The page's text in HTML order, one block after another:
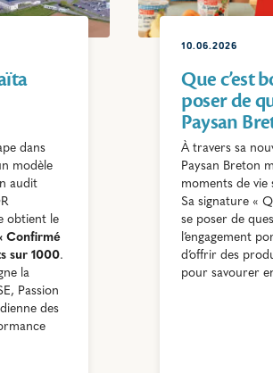
dans
modèle
audit
obtient le
Confirmé
sur 1000.
la
Passion
des
10.06.2026
Que c’est
poser de
Paysan
À travers sa
Paysan Breton
moments de vie
Sa signature «
se poser de
l’engagement
d’offrir des
pour savourer